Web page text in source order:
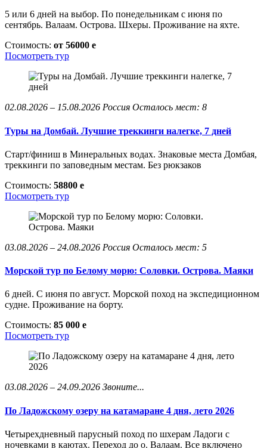
5 или 6 дней на выбор. По понедельникам с июня по
сентябрь. Валаам. Острова. Шхеры. Проживание на яхте.
Стоимость: от 56000 e
Посмотреть тур
02.08.2026 – 15.08.2026 Россия Осталось мест: 8
Туры на Домбай. Лучшие треккинги налегке, 7 дней
Старт/финиш в Минеральных водах. Знаковые места Домбая,
треккинги по заповедным местам. Без рюкзаков
Стоимость: 58800 e
Посмотреть тур
03.08.2026 – 24.08.2026 Россия Осталось мест: 5
Морской тур по Белому морю: Соловки. Острова. Маяки
6 дней. С июня по август. Морской поход на экспедиционном
судне. Проживание на борту.
Стоимость: 85 000 e
Посмотреть тур
03.08.2026 – 24.09.2026 Звоните...
По Ладожскому озеру на катамаране 4 дня, лето 2026
Четырехдневный парусный поход по шхерам Ладоги с
ночевками в каютах. Переход до о. Валаам. Все включено